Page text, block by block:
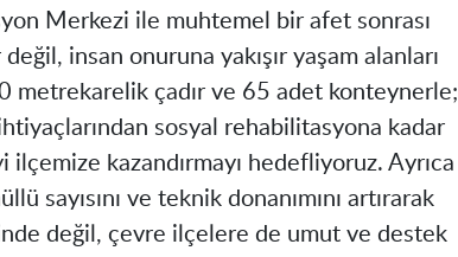
Merkezi ile muhtemel bir afet sonrası
insan onuruna yakışır yaşam alanları
metrekarelik çadır ve 65 adet konteynerle;
sosyal rehabilitasyona kadar
kazandırmayı hedefliyoruz. Ayrıca
sayısını ve teknik donanımını artırarak
değil, çevre ilçelere de umut ve destek